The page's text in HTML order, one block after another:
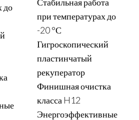
до
при температурах до
-20 °С
Гигроскопический
пластинчатый
рекуператор
Финишная очистка
класса H12
Энергоэффективные